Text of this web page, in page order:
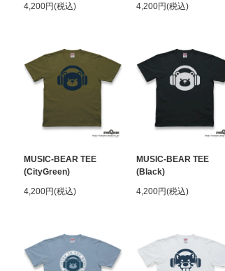
4,200円(税込)
4,200円(税込)
MUSIC-BEAR TEE
(CityGreen)
4,200円(税込)
MUSIC-BEAR TEE
(Black)
4,200円(税込)